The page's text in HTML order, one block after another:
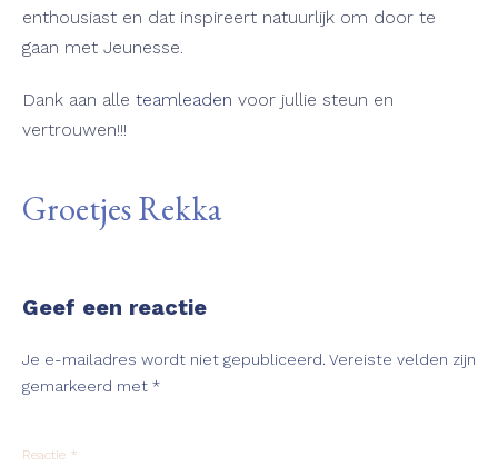
enthousiast en dat inspireert natuurlijk om door te
gaan met Jeunesse.
Dank aan alle teamleaden voor jullie steun en
vertrouwen!!!
Groetjes Rekka
Geef een reactie
Je e-mailadres wordt niet gepubliceerd. Vereiste velden zijn
gemarkeerd met *
Reactie *